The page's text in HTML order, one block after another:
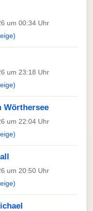
um 00:34 Uhr
um 23:18 Uhr
Wörthersee
um 22:04 Uhr
um 20:50 Uhr